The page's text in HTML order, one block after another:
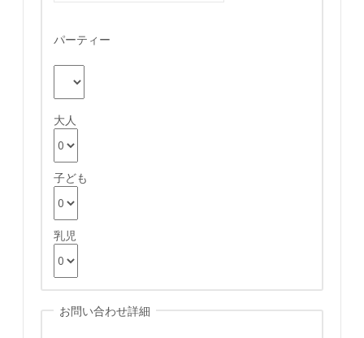
パーティー
大人
子ども
乳児
お問い合わせ詳細